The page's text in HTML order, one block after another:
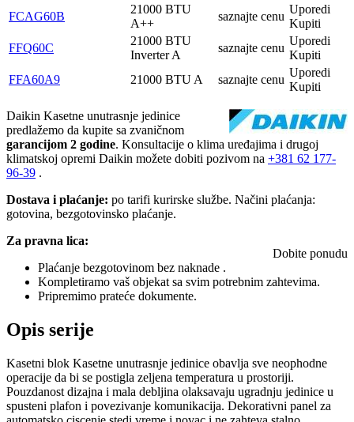
FCAG60B
21000 BTU
A++
saznajte cenu
Uporedi
Kupiti
FFQ60C
21000 BTU
Inverter A
saznajte cenu
Uporedi
Kupiti
FFA60A9
21000 BTU A saznajte cenu
Uporedi
Kupiti
Daikin Kasetne unutrasnje jedinice
predlažemo da kupite sa zvaničnom
garancijom 2 godine. Konsultacije o klima uređajima i drugoj
klimatskoj opremi Daikin možete dobiti pozivom na +381 62 177-
96-39 .
Dostava i plaćanje: po tarifi kurirske službe. Načini plaćanja:
gotovina, bezgotovinsko plaćanje.
Dobite ponudu
Za pravna lica:
Plaćanje bezgotovinom bez naknade .
Kompletiramo vaš objekat sa svim potrebnim zahtevima.
Pripremimo prateće dokumente.
Opis serije
Kasetni blok Kasetne unutrasnje jedinice obavlja sve neophodne
operacije da bi se postigla zeljena temperatura u prostoriji.
Pouzdanost dizajna i mala debljina olaksavaju ugradnju jedinice u
spusteni plafon i povezivanje komunikacija. Dekorativni panel za